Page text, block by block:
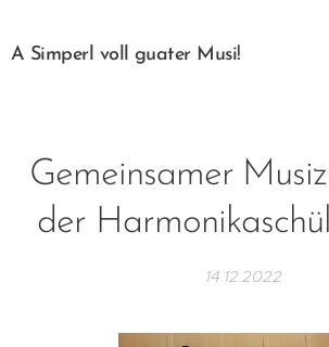
A Simperl voll guater Musi!
Gemeinsamer
der
14.12.2022